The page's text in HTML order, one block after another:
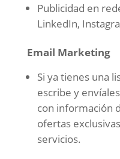
Publicidad en
LinkedIn,
Email Marketing
Si ya tienes una
escribe y
con información
ofertas
servicios.